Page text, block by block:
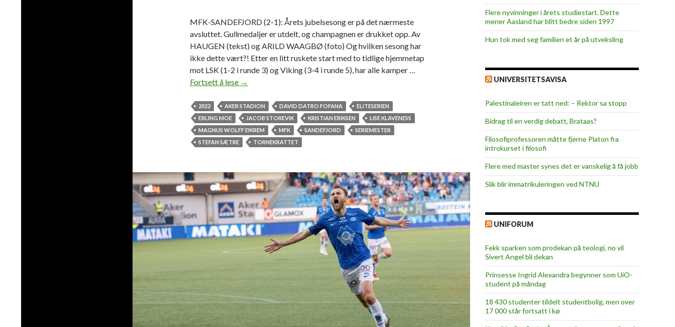
MFK-SANDEFJORD (2-1): Årets jubelsesong er på det nærmeste
avsluttet. Gullmedaljer er utdelt, og champagnen er drukket opp. Av
HAUGEN (tekst) og ARILD WAAGBØ (foto) Og hvilken sesong har
ikke dette vært?! Etter en litt ruskete start med to tidlige hjemmetap
mot LSK (1-2 i runde 3) og Viking (3-4 i runde 5), har alle kamper …
Fortsett å lese «
i
e
r
M
–
s
e
r
i
e
e
r
M
→
2022 AKER STADION DAVID DATRO FOFANA
ELITESERIEN
ERLING MOE
JACOB STOREVIK KRISTIAN ERIKSEN
LISE KLAVENESS
MAGNUS WOLFF EIKREM
MFK SANDEFJORD
SERIEMESTER
STEFAN SÆTRE
TORNEKRATTET
Flere nyvinninger i årets studiestart. Dette
mener Aasland har blitt bedre siden 1997
Hun tok med seg familien et år på utveksling
UNIVERSITETSAVISA
Palestinaleiren er tatt ned: – Rektor sa stopp
Bidrag til en verdig debatt, Brataas?
Filosofiprofessoren måtte fjerne Platon fra
introkurset i filosofi
Flere med master synes det er vanskelig å få jobb
Slik blir immatrikuleringen ved NTNU
UNIFORUM
Fekk sparken som prodekan på teologi, no vil
Sivert Angel bli dekan
Prinsesse Ingrid Alexandra begynner som UiO-
student på måndag
18 430 studenter tildelt studentbolig, men over
17 000 står fortsatt i kø